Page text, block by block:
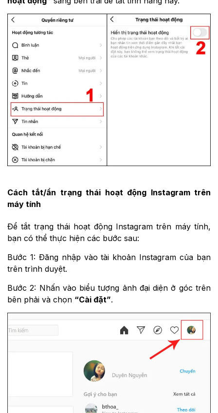
Cách tắt/ẩn trạng thái hoạt động Instagram trên
máy tính
Để tắt trạng thái hoạt động Instagram trên máy tính,
bạn có thể thực hiện các bước sau:
Bước 1: Đăng nhập vào tài khoản Instagram của bạn
trên trình duyệt.
Bước 2: Nhấn vào biểu tượng ảnh đại diện ở góc trên
bên phải và chọn “Cài đặt”.